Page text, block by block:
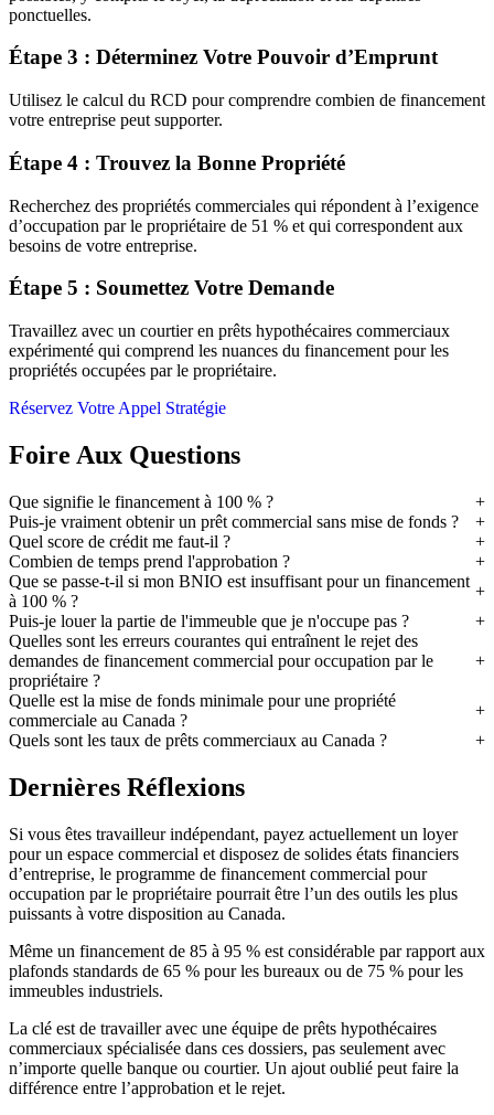
ponctuelles.
Étape 3 : Déterminez Votre Pouvoir d’Emprunt
Utilisez le calcul du RCD pour comprendre combien de financement
votre entreprise peut supporter.
Étape 4 : Trouvez la Bonne Propriété
Recherchez des propriétés commerciales qui répondent à l’exigence
d’occupation par le propriétaire de 51 % et qui correspondent aux
besoins de votre entreprise.
Étape 5 : Soumettez Votre Demande
Travaillez avec un courtier en prêts hypothécaires commerciaux
expérimenté qui comprend les nuances du financement pour les
propriétés occupées par le propriétaire.
Réservez Votre Appel Stratégie
Foire Aux Questions
Que signifie le financement à 100 % ?
Puis-je vraiment obtenir un prêt commercial sans mise de fonds ?
Quel score de crédit me faut-il ?
Combien de temps prend l'approbation ?
Que se passe-t-il si mon BNIO est insuffisant pour un financement
à 100 % ?
Puis-je louer la partie de l'immeuble que je n'occupe pas ?
Quelles sont les erreurs courantes qui entraînent le rejet des
demandes de financement commercial pour occupation par le
propriétaire ?
Quelle est la mise de fonds minimale pour une propriété
commerciale au Canada ?
Quels sont les taux de prêts commerciaux au Canada ?
Dernières Réflexions
Si vous êtes travailleur indépendant, payez actuellement un loyer
pour un espace commercial et disposez de solides états financiers
d’entreprise, le programme de financement commercial pour
occupation par le propriétaire pourrait être l’un des outils les plus
puissants à votre disposition au Canada.
Même un financement de 85 à 95 % est considérable par rapport aux
plafonds standards de 65 % pour les bureaux ou de 75 % pour les
immeubles industriels.
La clé est de travailler avec une équipe de prêts hypothécaires
commerciaux spécialisée dans ces dossiers, pas seulement avec
n’importe quelle banque ou courtier. Un ajout oublié peut faire la
différence entre l’approbation et le rejet.